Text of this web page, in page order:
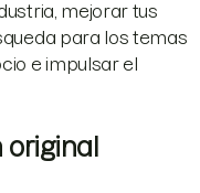
mejorar tus
para los temas
e impulsar el